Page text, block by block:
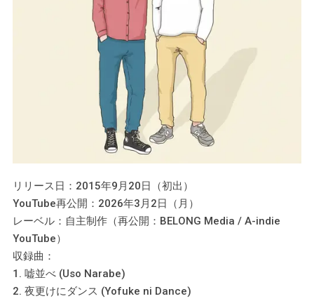
リリース日：2015年9月20日（初出）
YouTube再公開：2026年3月2日（月）
レーベル：自主制作（再公開：BELONG Media / A-indie
YouTube）
収録曲：
1. 嘘並べ (Uso Narabe)
2. 夜更けにダンス (Yofuke ni Dance)